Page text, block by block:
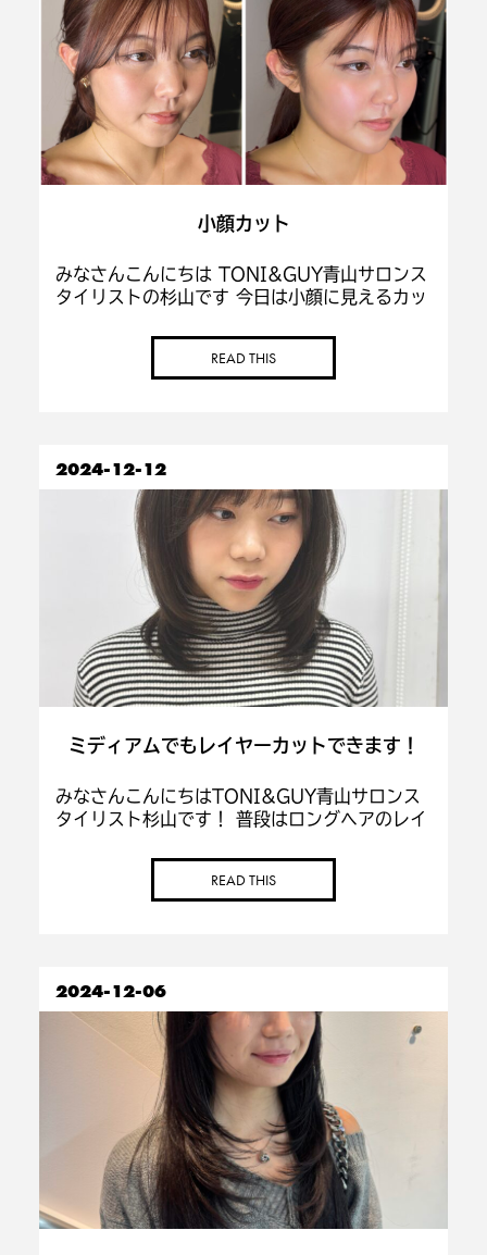
小顔カット
みなさんこんにちは TONI&GUY青山サロンス
タイリストの杉山です 今日は小顔に見えるカッ
せる事ができます！ after → before 前
READ THIS
2024-12-12
ミディアムでもレイヤーカットできます！
みなさんこんにちはTONI&GUY青山サロンス
タイリスト杉山です！ 普段はロングヘアのレイ
ヤースタイルを紹介します！ 顔周りにたくさん
レイヤーが入ることで小顔にみせたり、 […]
READ THIS
2024-12-06